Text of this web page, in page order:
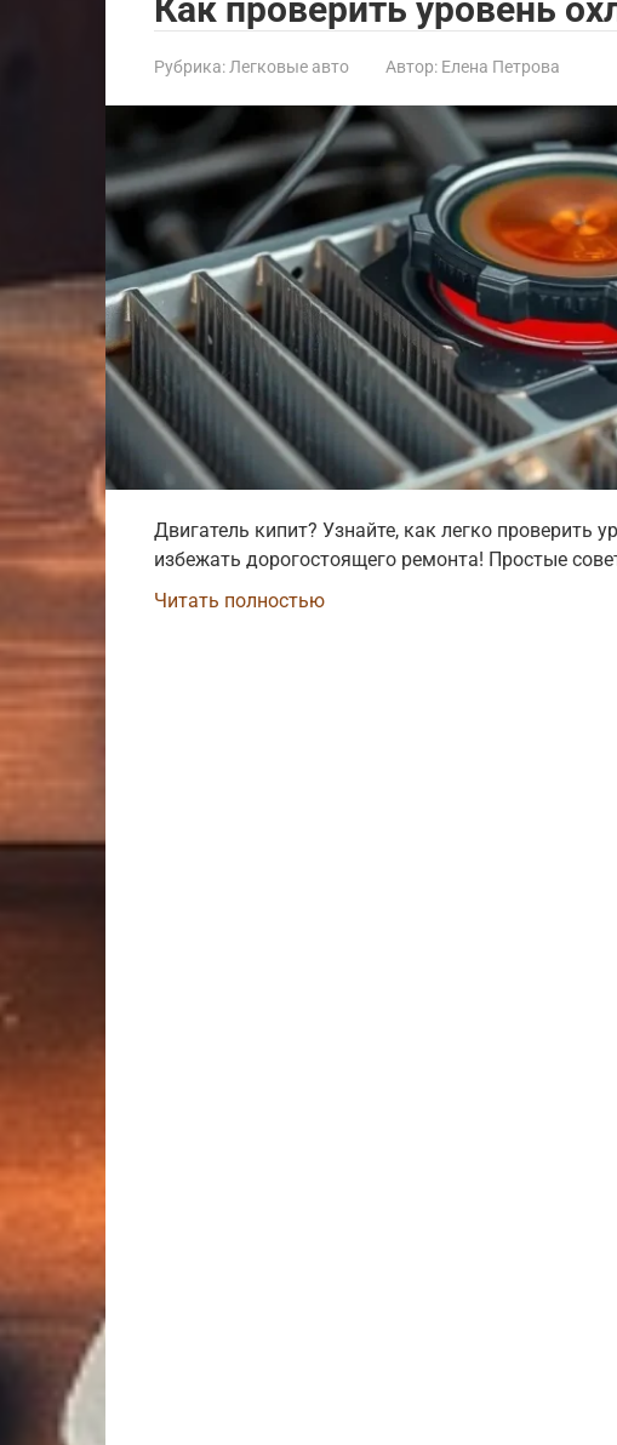
Как проверить уровень
Рубрика: Легковые авто Автор: Елена Петрова
Двигатель кипит? Узнайте, как легко проверить
избежать дорогостоящего ремонта! Простые
Читать полностью